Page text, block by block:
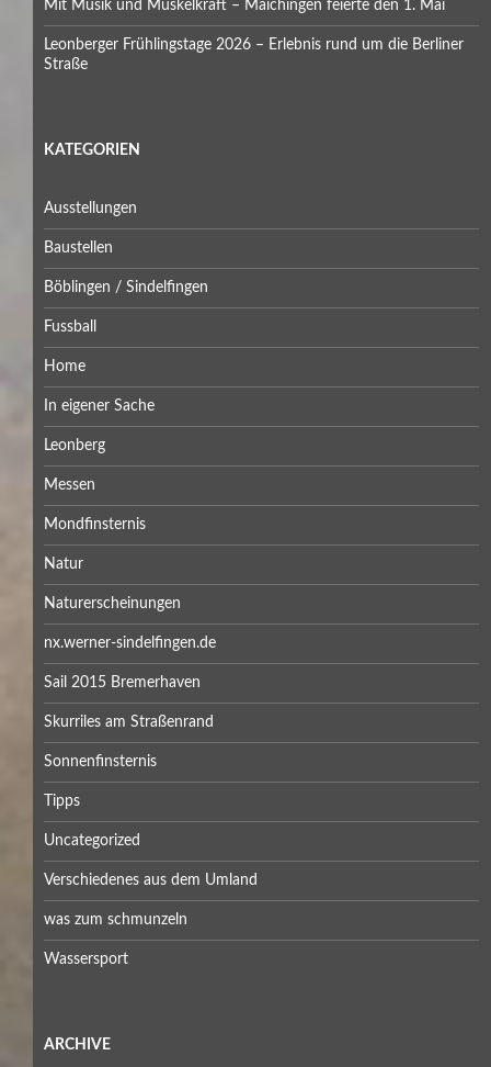
Mit Musik und Muskelkraft – Maichingen feierte den 1. Mai
Leonberger Frühlingstage 2026 – Erlebnis rund um die Berliner
Straße
KATEGORIEN
Ausstellungen
Baustellen
Böblingen / Sindelfingen
Fussball
Home
In eigener Sache
Leonberg
Messen
Mondfinsternis
Natur
Naturerscheinungen
nx.werner-sindelfingen.de
Sail 2015 Bremerhaven
Skurriles am Straßenrand
Sonnenfinsternis
Tipps
Uncategorized
Verschiedenes aus dem Umland
was zum schmunzeln
Wassersport
ARCHIVE